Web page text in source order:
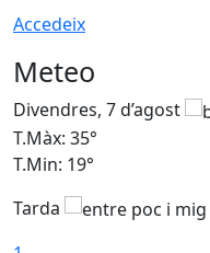
Accedeix
Meteo
Divendres, 7 d’agost
T.Màx: 35°
T.Min: 19°
Tarda